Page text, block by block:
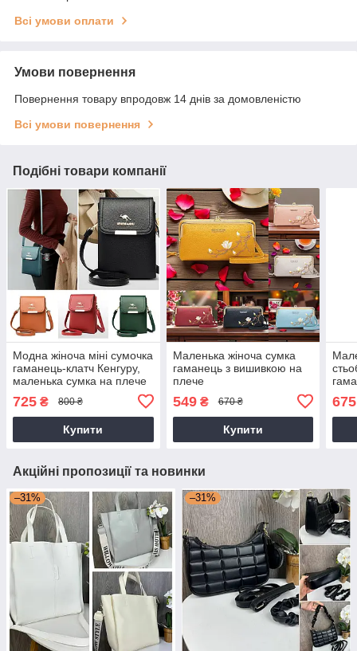
Всі умови оплати
Умови повернення
Повернення товару впродовж 14 днів за домовленістю
Всі умови повернення
Подібні товари компанії
Модна жіноча міні сумочка
гаманець-клатч Кенгуру,
маленька сумка на плече
725 ₴ 800 ₴
Купити
Маленька жіноча сумка
гаманець з вишивкою на
плече
549₴ 670 ₴
Купити
675
Акційні пропозиції та новинки
–31% –31%